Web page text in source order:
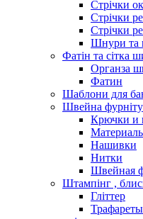
Стрічки
Стрічки
Стрічки
Шнури та
Фатін та сітка
Органза
Фатин
Шаблони для
Швейна
Крючки и
Нашивки
Нитки
Швейная
Штампінг ,
Гліттер